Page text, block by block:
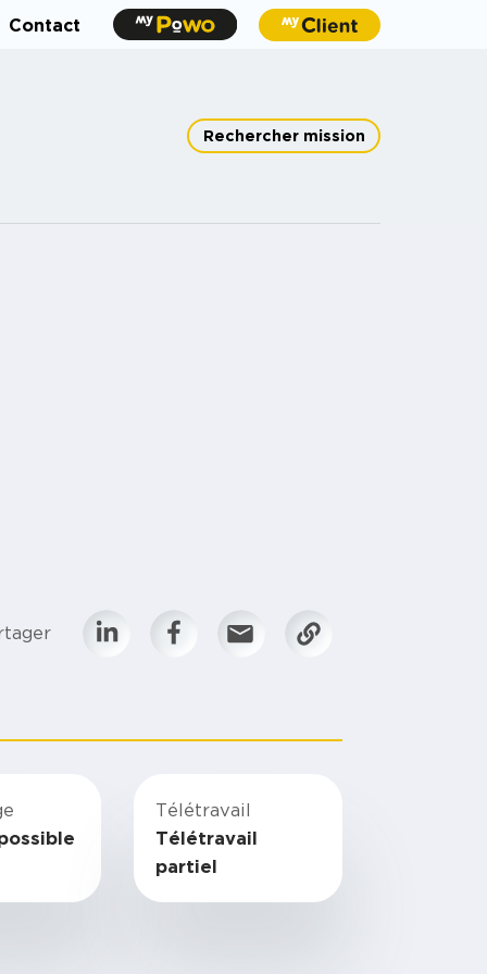
Contact
Rechercher mission
Télétravail
Télétravail
partiel